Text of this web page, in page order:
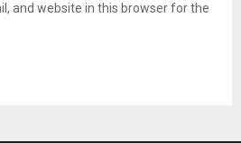
and website in this browser for the